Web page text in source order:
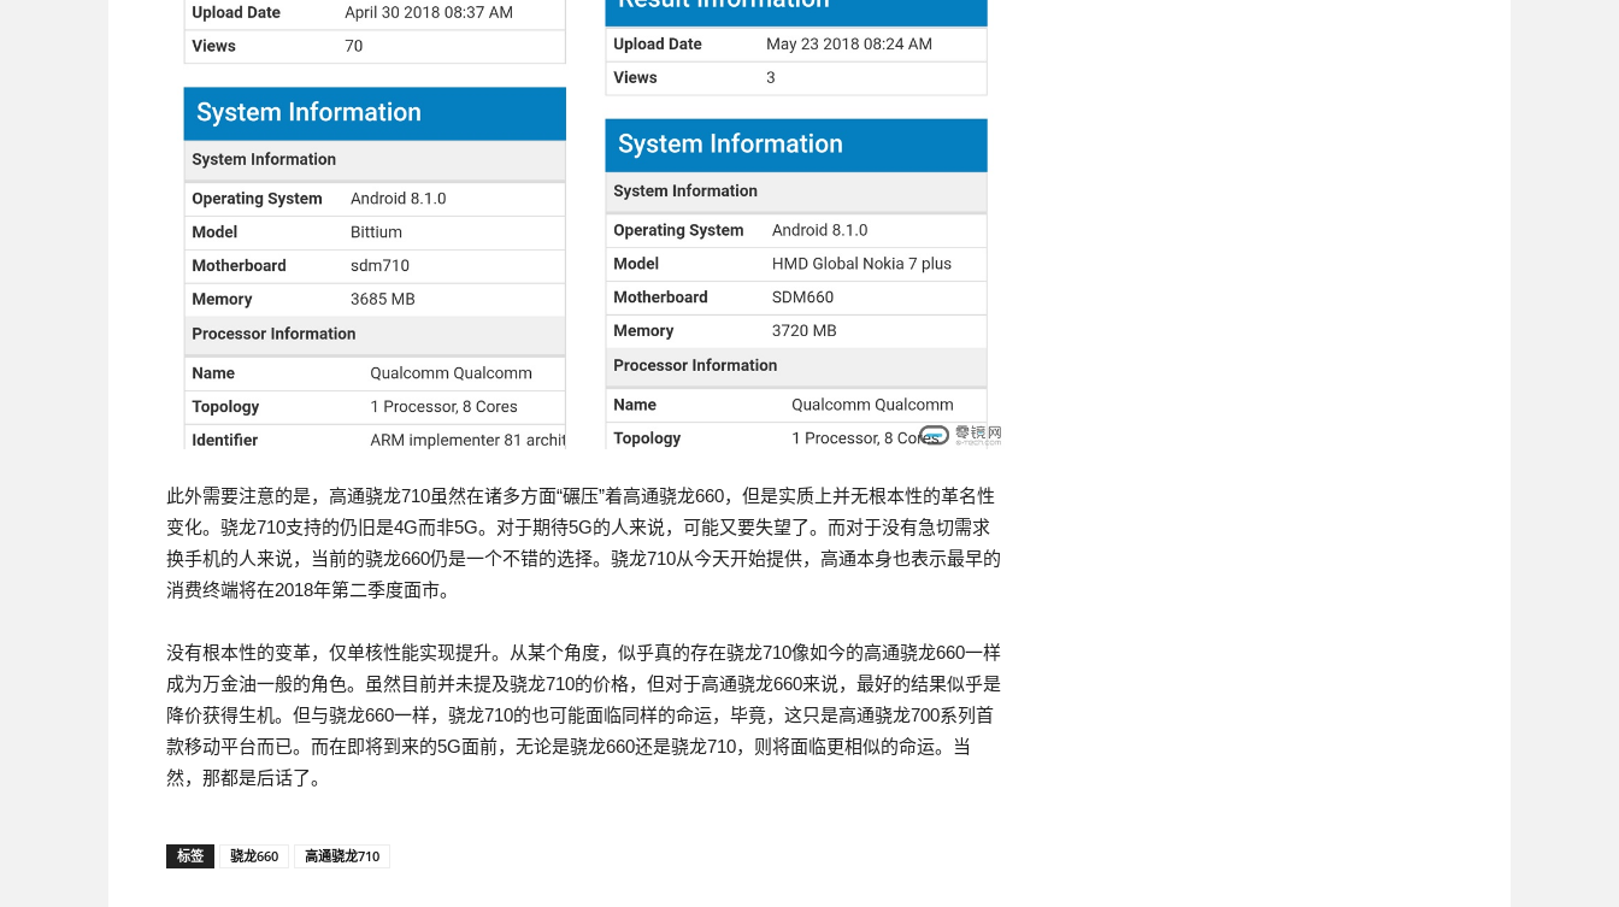
此外需要注意的是，高通骁龙710虽然在诸多方面“碾压”着高通骁龙660，但是实质上并无根本性的革名性
变化。骁龙710支持的仍旧是4G而非5G。对于期待5G的人来说，可能又要失望了。而对于没有急切需求
换手机的人来说，当前的骁龙660仍是一个不错的选择。骁龙710从今天开始提供，高通本身也表示最早的
消费终端将在2018年第二季度面市。
没有根本性的变革，仅单核性能实现提升。从某个角度，似乎真的存在骁龙710像如今的高通骁龙660一样
成为万金油一般的角色。虽然目前并未提及骁龙710的价格，但对于高通骁龙660来说，最好的结果似乎是
降价获得生机。但与骁龙660一样，骁龙710的也可能面临同样的命运，毕竟，这只是高通骁龙700系列首
款移动平台而已。而在即将到来的5G面前，无论是骁龙660还是骁龙710，则将面临更相似的命运。当
然，那都是后话了。
标签 骁龙660 高通骁龙710